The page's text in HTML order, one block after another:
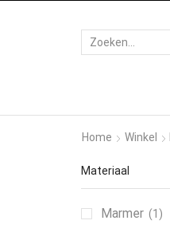
Home Winkel
Materiaal
Marmer (1)